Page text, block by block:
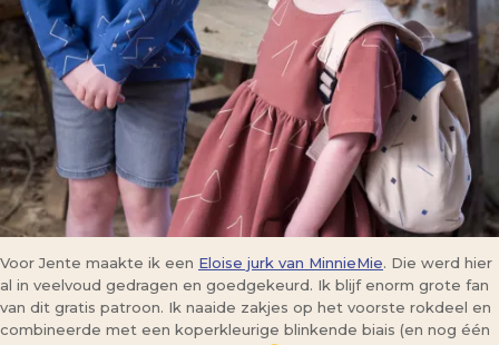
Voor Jente maakte ik een Eloise jurk van MinnieMie. Die werd hier
al in veelvoud gedragen en goedgekeurd. Ik blijf enorm grote fan
van dit gratis patroon. Ik naaide zakjes op het voorste rokdeel en
combineerde met een koperkleurige blinkende biais (en nog één